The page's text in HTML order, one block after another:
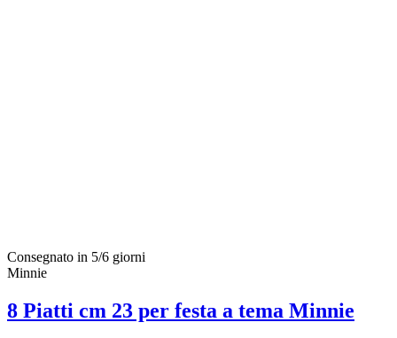
Consegnato in 5/6 giorni
Minnie
8 Piatti cm 23 per festa a tema Minnie